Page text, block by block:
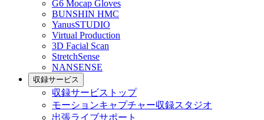
G6 Mocap Gloves
BUNSHIN HMC
YanusSTUDIO
Virtual Production
3D Facial Scan
StretchSense
NANSENSE
収録サービス
収録サービストップ
モーションキャプチャー収録スタジオ
出張ライブサポート